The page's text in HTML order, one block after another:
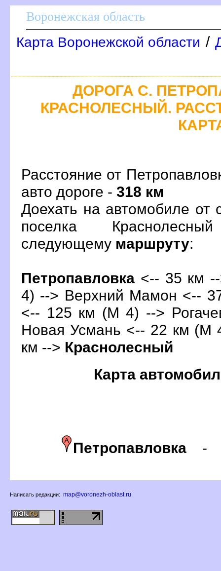
оронежская область
Карта Воронежской области /
ДОРОГА С.
КРАСНОЛЕСНЫЙ.
Расстояние от
авто дороге - 318 км
Доехать на автомобиле от
поселка
следующему маршруту:
Петропавловка <-- 35 км
4) --> Верхний Мамон <--
<-- 125 км (М 4) -->
Новая Усмань <-- 22 км (М
км --> Краснолесный
Карта
Петропавловка
Написать редакции: map@voronezh-oblast.ru